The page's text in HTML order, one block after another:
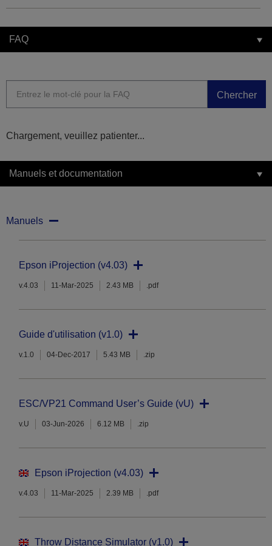
FAQ
Chercher
Chargement, veuillez patienter...
Manuels et documentation
Manuels
Epson iProjection (v4.03)
v.4.03 11-Mar-2025 2.43 MB .pdf
Guide d'utilisation (v1.0)
v.1.0 04-Dec-2017 5.43 MB .zip
ESC/VP21 Command User’s Guide (vU)
v.U 03-Jun-2026 6.12 MB .zip
Epson iProjection (v4.03)
v.4.03 11-Mar-2025 2.39 MB .pdf
Throw Distance Simulator (v1.0)